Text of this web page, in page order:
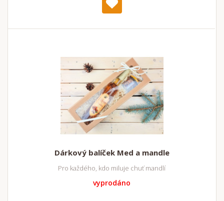
Dárkový balíček Med a mandle
Pro každého, kdo miluje chuť mandlí
vyprodáno